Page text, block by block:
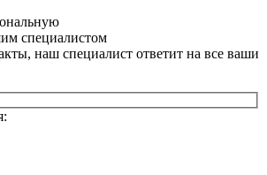
специалистом
наш специалист ответит на все ваши